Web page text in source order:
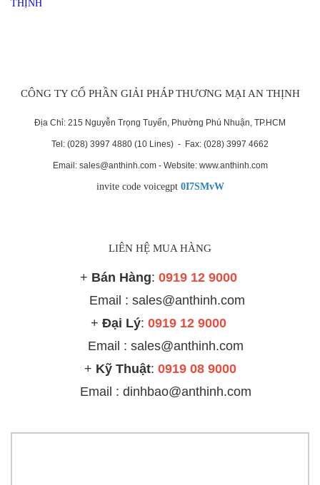
CÔNG TY CỔ PHẦN GIẢI PHÁP THƯƠNG MẠI AN THỊNH
Địa Chỉ: 215 Nguyễn Trọng Tuyển, Phường Phú Nhuận, TP.HCM
Tel: (028) 3997 4880 (10 Lines) - Fax: (028) 3997 4662
Email: sales@anthinh.com - Website: www.anthinh.com
invite code voicegpt 0I7SMvW
LIÊN HỆ MUA HÀNG
+ Bán Hàng: 0919 12 9000
Email : sales@anthinh.com
+ Đại Lý: 0919 12 9000
Email : sales@anthinh.com
+ Kỹ Thuật: 0919 08 9000
Email : dinhbao@anthinh.com